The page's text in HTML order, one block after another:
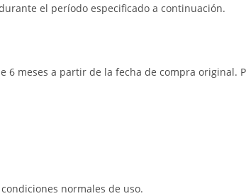
el período especificado a continuación.
6 meses a partir de la fecha de compra
normales de uso.